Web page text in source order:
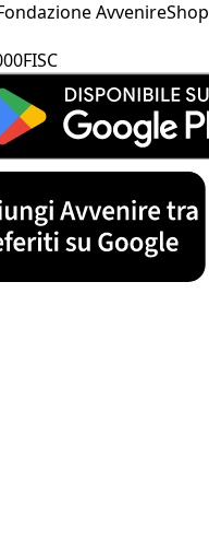
AvvenireShop
FISC